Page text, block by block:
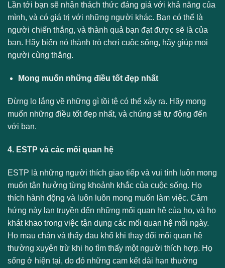
Lần tới bạn sẽ nhận thách thức đáng giá với khả năng của
mình, và có giá trị với những người khác. Bạn có thể là
người chiến thắng, và thành quả bạn đạt được sẽ là của
bạn. Hãy biến nó thành trò chơi cuộc sống, hãy giúp mọi
người cùng thắng.
Mong muốn những điều tốt đẹp nhất
Đừng lo lắng về những gì tồi tệ có thể xảy ra. Hãy mong
muốn những điều tốt đẹp nhất, và chúng sẽ tự động đến
với bạn.
4. ESTP và các mối quan hệ
ESTP là những người thích giao tiếp và vui tính luôn mong
muốn tận hưởng từng khoảnh khắc của cuộc sống. Họ
thích hành động và luôn luôn mong muốn làm việc. Cảm
hứng này lan truyền đến những mối quan hệ của họ, và họ
khát khao trong việc tận dụng các mối quan hệ mỗi ngày.
Họ mau chán và thấy đau khổ khi thay đổi mối quan hệ
thường xuyên trừ khi họ tìm thấy một người thích hợp. Họ
sống ở hiện tại, do đó những cam kết dài hạn thường